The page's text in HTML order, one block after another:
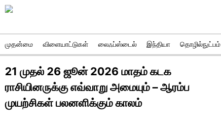
முதன்மை விளையாட்டுகள் லைஃப்ஸ்டைல் இந்தியா தொழில்நுட்பம்
21 முதல் 26 ஜூன் 2026 மாதம் கடக
ராசியினருக்கு எவ்வாறு அமையும் – ஆரம்ப
முயற்சிகள் பலனளிக்கும் காலம்